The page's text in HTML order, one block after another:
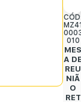
010
A
REU
NIÃ
O
RET